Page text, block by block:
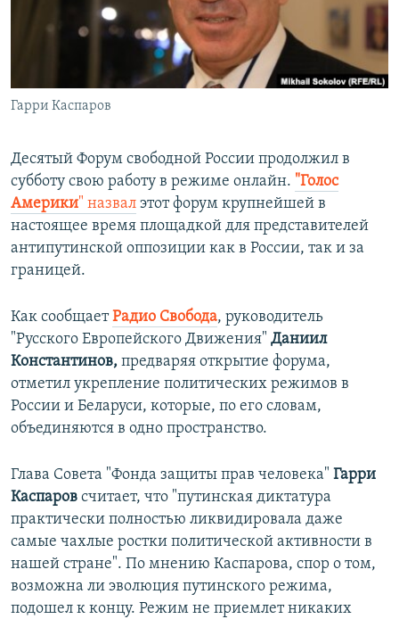
ПОБЕДИТЕЛЕЙ НЕ СУДЯТ?
КРЫМ.НЕПОКОРЕННЫЙ
УКРАИНСКАЯ ПРОБЛЕМА КРЫМА
ПРИСОЕДИНЯЙТЕСЬ!
Гарри Каспаров
Десятый Форум свободной России продолжил в
субботу свою работу в режиме онлайн. "Голос
Америки" назвал этот форум крупнейшей в
настоящее время площадкой для представителей
антипутинской оппозиции как в России, так и за
границей.
Как сообщаетРадио Свобода, руководитель
"Русского Европейского Движения" Даниил
Константинов, предваряя открытие форума,
отметил укрепление политических режимов в
России и Беларуси, которые, по его словам,
объединяются в одно пространство.
Глава Совета "Фонда защиты прав человека" Гарри
Каспаров считает, что "путинская диктатура
практически полностью ликвидировала даже
самые чахлые ростки политической активности в
нашей стране". По мнению Каспарова, спор о том,
возможна ли эволюция путинского режима,
подошел к концу. Режим не приемлет никаких